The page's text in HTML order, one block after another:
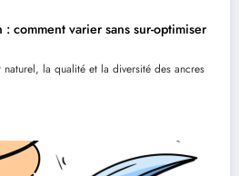
comment varier sans sur-optimiser
naturel, la qualité et la diversité des ancres